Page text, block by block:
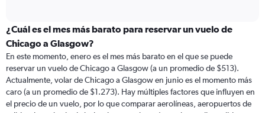
categories.
Range:
categories.
The
chart
has
1
¿Cuál es el mes más barato para reservar un vuelo de
Chicago a Glasgow?
En este momento, enero es el mes más barato en el que se puede
reservar un vuelo de Chicago a Glasgow (a un promedio de $513).
Actualmente, volar de Chicago a Glasgow en junio es el momento más
caro (a un promedio de $1.273). Hay múltiples factores que influyen en
el precio de un vuelo, por lo que comparar aerolíneas, aeropuertos de